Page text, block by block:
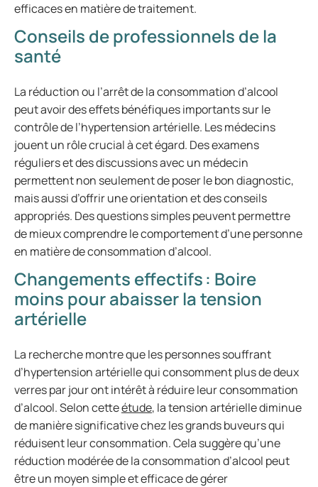
efficaces en matière de traitement.
Conseils de professionnels de la
santé
La réduction ou l’arrêt de la consommation d’alcool
peut avoir des effets bénéfiques importants sur le
contrôle de l’hypertension artérielle. Les médecins
jouent un rôle crucial à cet égard. Des examens
réguliers et des discussions avec un médecin
permettent non seulement de poser le bon diagnostic,
mais aussi d’offrir une orientation et des conseils
appropriés. Des questions simples peuvent permettre
de mieux comprendre le comportement d’une personne
en matière de consommation d’alcool.
Changements effectifs : Boire
moins pour abaisser la tension
artérielle
La recherche montre que les personnes souffrant
d’hypertension artérielle qui consomment plus de deux
verres par jour ont intérêt à réduire leur consommation
d’alcool. Selon cetteétude, la tension artérielle diminue
de manière significative chez les grands buveurs qui
réduisent leur consommation. Cela suggère qu’une
réduction modérée de la consommation d’alcool peut
être un moyen simple et efficace de gérer